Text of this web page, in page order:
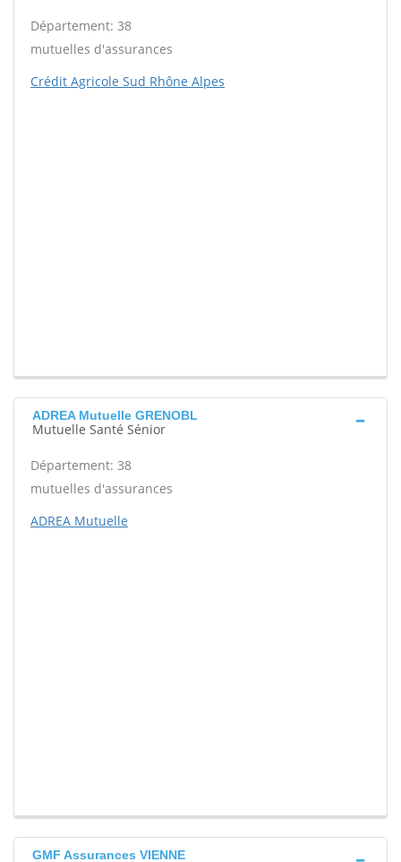
Département: 38
mutuelles d'assurances
Crédit Agricole Sud Rhône Alpes
ADREA Mutuelle GRENOBL
Mutuelle Santé Sénior
Département: 38
mutuelles d'assurances
ADREA Mutuelle
GMF Assurances VIENNE